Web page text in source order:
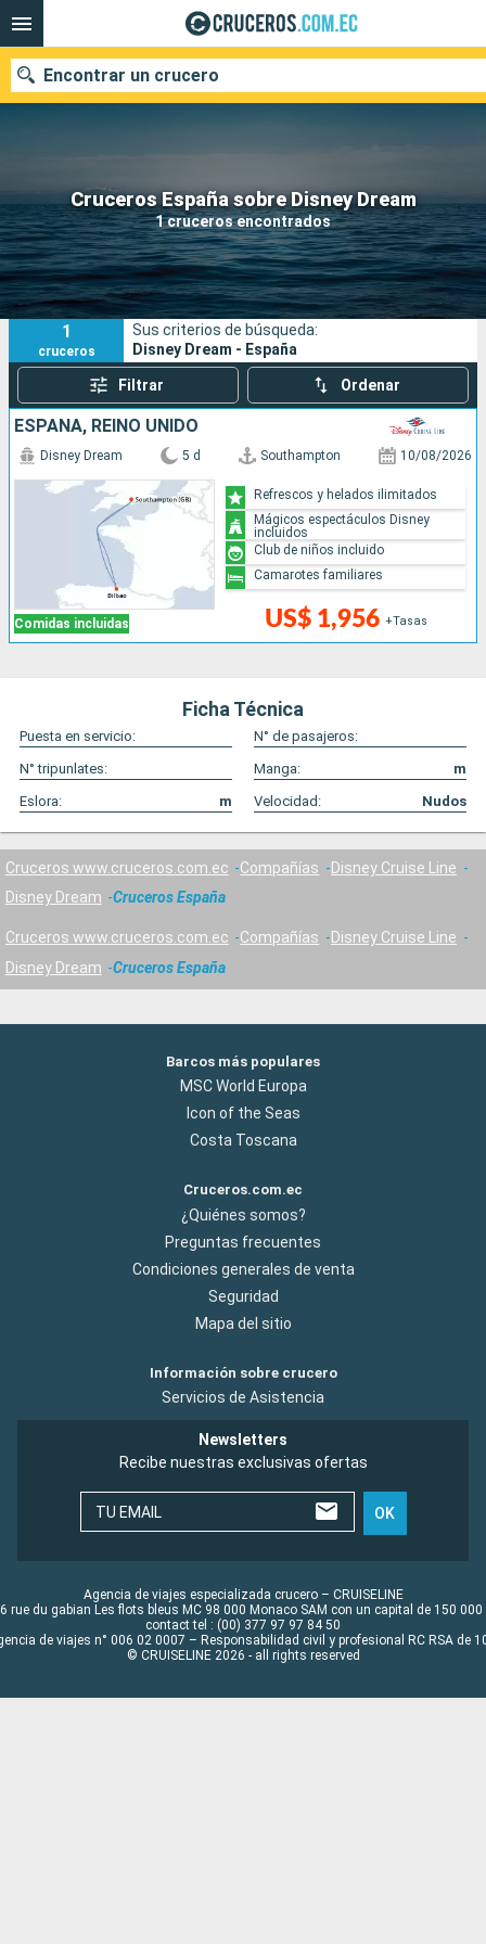
Cruceros España sobre Disney Dream
1 cruceros encontrados
Encontrar un crucero
Nuestros destinos
Fecha de salida
Puertos Compañías
Buscar
1
cruceros
Sus criterios de búsqueda:
Disney Dream - España
Filtrar Ordenar
ESPAÑA, REINO UNIDO
Comidas incluidas
Disney Dream 5 d Southampton 10/08/2026
US$ 1,956 +Tasas
Refrescos y helados ilimitados
Mágicos espectáculos Disney
incluidos
Club de niños incluido
Camarotes familiares
Ficha Técnica
Puesta en servicio:
N° de pasajeros:
N° tripunlates:
Manga:
m
Eslora:
m Velocidad: Nudos
Cruceros www.cruceros.com.ec Compañías
Disney Cruise Line
Disney Dream
Cruceros España
Cruceros www.cruceros.com.ec Compañías
Disney Cruise Line
Disney Dream
Cruceros España
Barcos más populares
MSC World Europa
Icon of the Seas
Costa Toscana
Cruceros.com.ec
¿Quiénes somos?
Preguntas frecuentes
Condiciones generales de venta
Seguridad
Mapa del sitio
Información sobre crucero
Servicios de Asistencia
Newsletters
Recibe nuestras exclusivas ofertas
TU EMAIL OK
Agencia de viajes especializada crucero – CRUISELINE
rue du gabian Les flots bleus MC 98 000 Monaco SAM con un capital de 150 000
contact tel : (00) 377 97 97 84 50
de viajes n° 006 02 0007 – Responsabilidad civil y profesional RC RSA de
© CRUISELINE 2026 - all rights reserved